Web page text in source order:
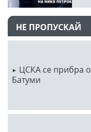
НЕ ПРОПУСКАЙ
ЦСКА се прибра
Батуми